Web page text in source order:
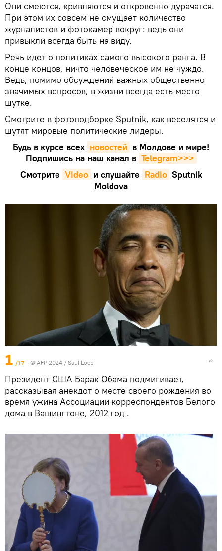
Они смеются, кривляются и откровенно дурачатся.
При этом их совсем не смущает количество
журналистов и фотокамер вокруг: ведь они
привыкли всегда быть на виду.
Речь идет о политиках самого высокого ранга. В
конце концов, ничто человеческое им не чуждо.
Ведь, помимо обсуждений важных общественно
значимых вопросов, в жизни всегда есть место
шутке.
Смотрите в фотоподборке Sputnik, как веселятся и
шутят мировые политические лидеры.
Будь в курсе всех новостей в Молдове и мире!
Подпишись на наш канал в Telegram>>>
Смотрите Video и слушайте Radio Sputnik
Moldova
1 /17 © AFP 2024 / Saul Loeb
Президент США Барак Обама подмигивает,
рассказывая анекдот о месте своего рождения во
время ужина Ассоциации корреспондентов Белого
дома в Вашингтоне, 2012 год .